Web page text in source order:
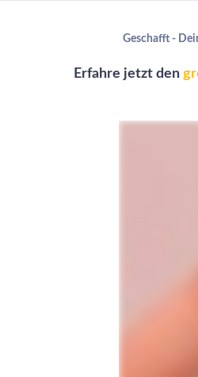
Geschafft -
Erfahre jetztden